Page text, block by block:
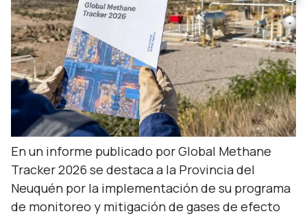
En un informe publicado por Global Methane
Tracker 2026 se destaca a la Provincia del
Neuquén por la implementación de su programa
de monitoreo y mitigación de gases de efecto